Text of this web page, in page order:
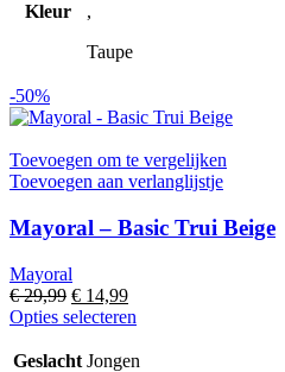
Kleur
,
Taupe
-50%
Toevoegen om te vergelijken
Toevoegen aan verlanglijstje
Mayoral – Basic Trui Beige
Mayoral
€29,99 Oorspronkelijke
prijs
€ 29,99.
€ 14,99Huidige
prijs
€ 14,99.
Opties selecteren
heeft
Geslacht Jongen